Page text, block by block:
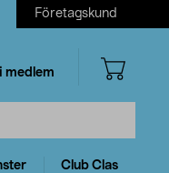
Företagskund
medlem
Club Clas